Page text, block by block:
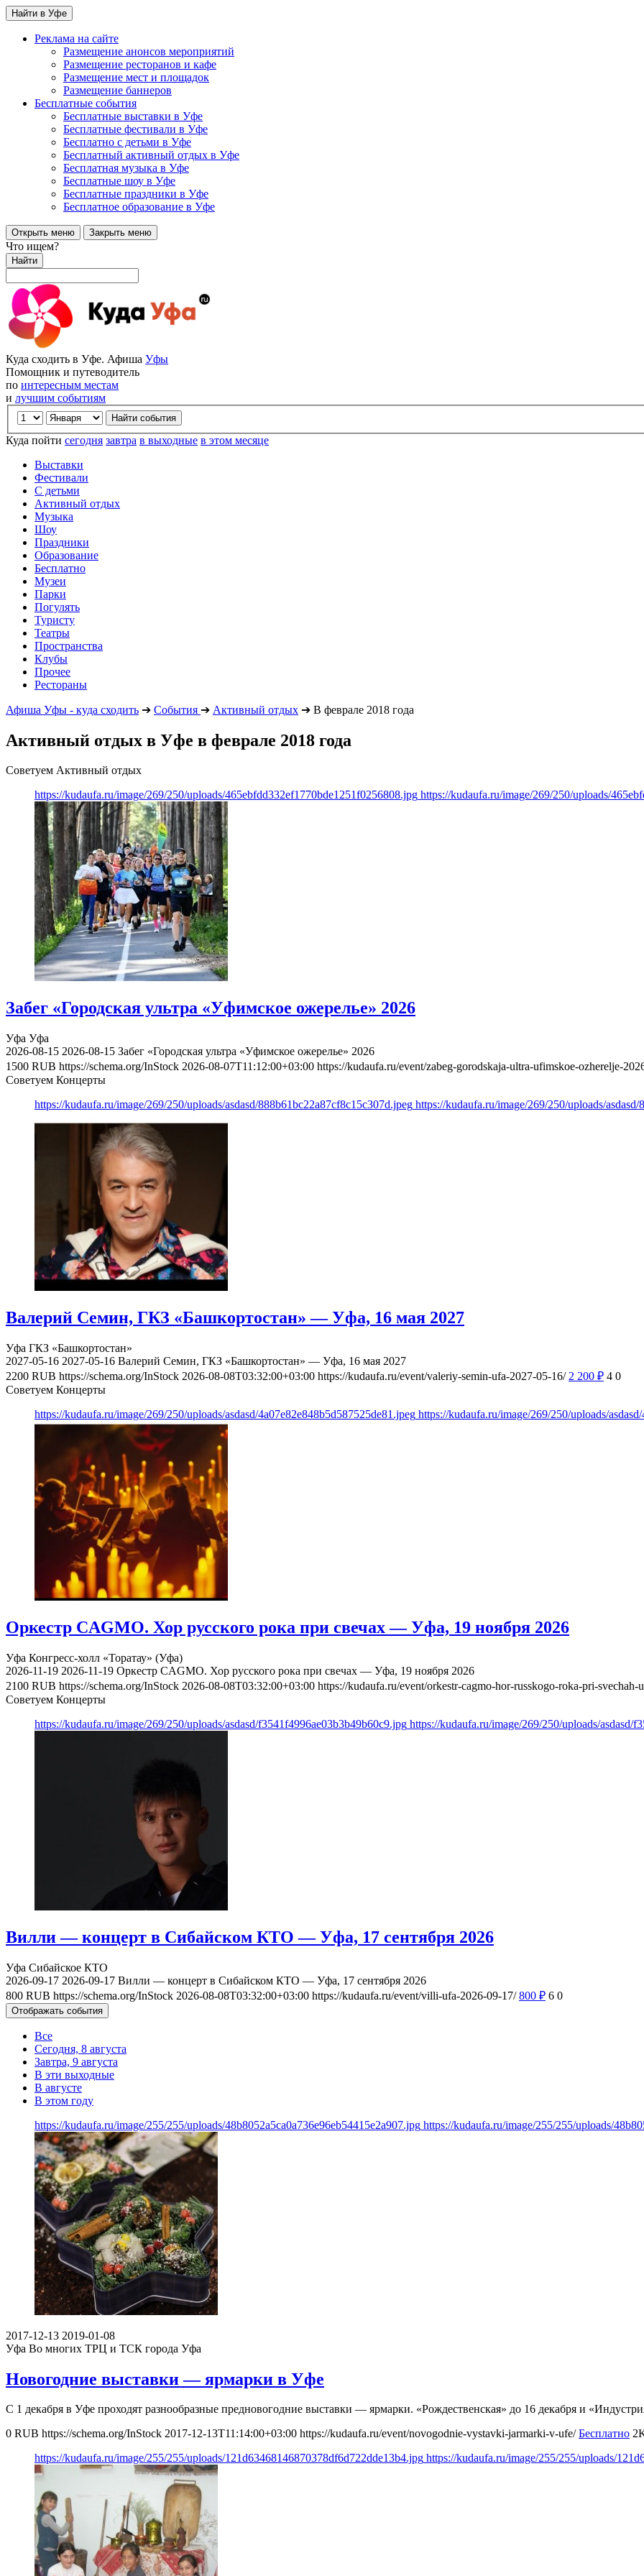
Найти в Уфе
Реклама на сайте
Размещение анонсов мероприятий
Размещение ресторанов и кафе
Размещение мест и площадок
Размещение баннеров
Бесплатные события
Бесплатные выставки в Уфе
Бесплатные фестивали в Уфе
Бесплатно с детьми в Уфе
Бесплатный активный отдых в Уфе
Бесплатная музыка в Уфе
Бесплатные шоу в Уфе
Бесплатные праздники в Уфе
Бесплатное образование в Уфе
Открыть меню Закрыть меню
Что ищем?
Найти
Куда сходить в Уфе. Афиша Уфы
Помощник и путеводитель
по интересным местам
и лучшим событиям
Куда пойти сегодня завтра в выходные в этом месяце
Выставки
Фестивали
С детьми
Активный отдых
Музыка
Шоу
Праздники
Образование
Бесплатно
Музеи
Парки
Погулять
Туристу
Театры
Пространства
Клубы
Прочее
Рестораны
Афиша Уфы - куда сходить ➔ События ➔ Активный отдых ➔ В феврале 2018 года
Активный отдых в Уфе в феврале 2018 года
Советуем Активный отдых
https://kudaufa.ru/image/269/250/uploads/465ebfdd332ef1770bde1251f0256808.jpg https://kudaufa.ru/image/269/250/uploads/
Забег «Городская ультра «Уфимское ожерелье» 2026
Уфа Уфа
2026-08-15 2026-08-15 Забег «Городская ультра «Уфимское ожерелье» 2026
1500 RUB https://schema.org/InStock 2026-08-07T11:12:00+03:00 https://kudaufa.ru/event/zabeg-gorodskaja-ultra-ufimskoe-ozherelje-
Советуем Концерты
https://kudaufa.ru/image/269/250/uploads/asdasd/888b61bc22a87cf8c15c307d.jpeg https://kudaufa.ru/image/269/250/uploads/
Валерий Семин, ГКЗ «Башкортостан» — Уфа, 16 мая 2027
Уфа ГКЗ «Башкортостан»
2027-05-16 2027-05-16 Валерий Семин, ГКЗ «Башкортостан» — Уфа, 16 мая 2027
2200 RUB https://schema.org/InStock 2026-08-08T03:32:00+03:00 https://kudaufa.ru/event/valeriy-semin-ufa-2027-05-16/ 2 200 ₽ 4 0
Советуем Концерты
https://kudaufa.ru/image/269/250/uploads/asdasd/4a07e82e848b5d587525de81.jpeg https://kudaufa.ru/image/269/250/uploads/
Оркестр CAGMO. Хор русского рока при свечах — Уфа, 19 ноября 2026
Уфа Конгресс-холл «Торатау» (Уфа)
2026-11-19 2026-11-19 Оркестр CAGMO. Хор русского рока при свечах — Уфа, 19 ноября 2026
2100 RUB https://schema.org/InStock 2026-08-08T03:32:00+03:00 https://kudaufa.ru/event/orkestr-cagmo-hor-russkogo-roka-pri-svechah-
Советуем Концерты
https://kudaufa.ru/image/269/250/uploads/asdasd/f3541f4996ae03b3b49b60c9.jpg https://kudaufa.ru/image/269/250/uploads/asdasd/
Вилли — концерт в Сибайском КТО — Уфа, 17 сентября 2026
Уфа Сибайское КТО
2026-09-17 2026-09-17 Вилли — концерт в Сибайском КТО — Уфа, 17 сентября 2026
800 RUB https://schema.org/InStock 2026-08-08T03:32:00+03:00 https://kudaufa.ru/event/villi-ufa-2026-09-17/ 800 ₽ 6 0
Отображать события
Все
Сегодня, 8 августа
Завтра, 9 августа
В эти выходные
В августе
В этом году
https://kudaufa.ru/image/255/255/uploads/48b8052a5ca0a736e96eb54415e2a907.jpg https://kudaufa.ru/image/255/255/uploads/
2017-12-13 2019-01-08
Уфа Во многих ТРЦ и ТСК города Уфа
Новогодние выставки — ярмарки в Уфе
С 1 декабря в Уфе проходят разнообразные предновогодние выставки — ярмарки. «Рождественская» до 16 декабря и
0 RUB https://schema.org/InStock 2017-12-13T11:14:00+03:00 https://kudaufa.ru/event/novogodnie-vystavki-jarmarki-v-ufe/ Бесплатно
https://kudaufa.ru/image/255/255/uploads/121d63468146870378df6d722dde13b4.jpg https://kudaufa.ru/image/255/255/uploads/